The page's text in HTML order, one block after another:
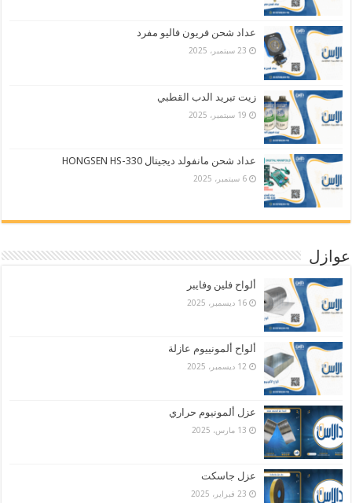
عداد شحن فريون فاليو مفرد
23 سبتمبر، 2025
زيت تبريد الدب القطبي
19 سبتمبر، 2025
عداد شحن مانفولد ديجيتال HONGSEN HS-330
6 سبتمبر، 2025
عوازل
ألواح فلين وفايبر
16 ديسمبر، 2025
ألواح ألمونييوم عازلة
12 ديسمبر، 2025
عزل ألمونيوم حراري
13 مارس، 2025
عزل جاسكت
23 فبراير، 2025